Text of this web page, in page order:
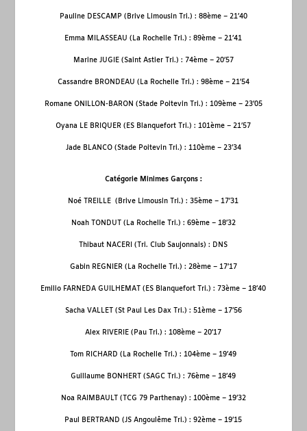
Pauline DESCAMP (Brive Limousin Tri.) : 88ème– 21’40
Emma MILASSEAU (La Rochelle Tri.) : 89ème – 21’41
Marine JUGIE (Saint Astier Tri.) : 74ème– 20’57
Cassandre BRONDEAU (La Rochelle Tri.) : 98ème– 21’54
Romane ONILLON-BARON (Stade Poitevin Tri.) : 109ème– 23’05
Oyana LE BRIQUER (ES Blanquefort Tri.) : 101ème – 21’57
Jade BLANCO (Stade Poitevin Tri.) : 110ème– 23’34
Catégorie Minimes Garçons :
Noé TREILLE (Brive Limousin Tri.) : 35ème – 17’31
Noah TONDUT (La Rochelle Tri.) : 69ème– 18’32
Thibaut NACERI (Tri. Club Saujonnais) : DNS
Gabin REGNIER (La Rochelle Tri.) : 28ème– 17’17
Emilio FARNEDA GUILHEMAT (ES Blanquefort Tri.) : 73ème – 18’40
Sacha VALLET (St Paul Les Dax Tri.) : 51ème– 17’56
Alex RIVERIE (Pau Tri.) : 108ème – 20’17
Tom RICHARD (La Rochelle Tri.) : 104ème – 19’49
Guillaume BONHERT (SAGC Tri.) : 76ème – 18’49
Noa RAIMBAULT (TCG 79 Parthenay) : 100ème– 19’32
Paul BERTRAND (JS Angoulême Tri.) : 92ème – 19’15